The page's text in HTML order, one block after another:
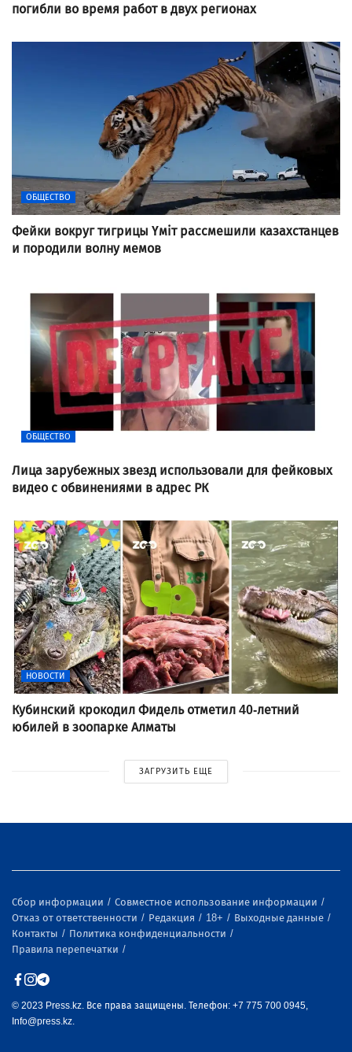
погибли во время работ в двух регионах
ОБЩЕСТВО
Фейки вокруг тигрицы Үміт рассмешили казахстанцев
и породили волну мемов
ОБЩЕСТВО
Лица зарубежных звезд использовали для фейковых
видео с обвинениями в адрес РК
НОВОСТИ
Кубинский крокодил Фидель отметил 40-летний
юбилей в зоопарке Алматы
ЗАГРУЗИТЬ ЕЩЕ
Сбор информации
Совместное использование информации
Отказ от ответственности
Редакция 18+
Выходные данные
Контакты
Политика конфиденциальности
Правила перепечатки
© 2023 Press.kz. Все права защищены. Телефон: +7 775 700 0945,
Info@press.kz.